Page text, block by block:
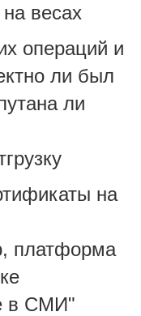
весах
операций и
ли был
ли
на
платформа
в СМИ"